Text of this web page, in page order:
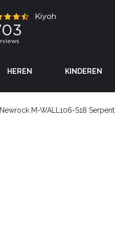
HEREN KINDEREN
Newrock M-WALL106-S18